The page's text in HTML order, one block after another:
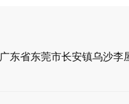
广东省东莞市长安镇乌沙李